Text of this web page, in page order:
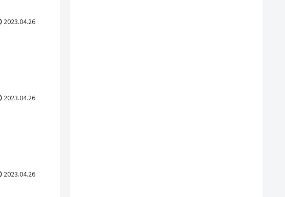
2023.04.26
2023.04.26
2023.04.26